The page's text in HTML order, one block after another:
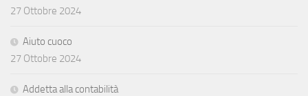
27 Ottobre 2024
Aiuto cuoco
27 Ottobre 2024
Addetta alla contabilità